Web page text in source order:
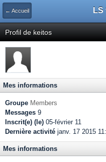
← Accueil
Profil de keitos
Mes informations
Groupe Members
Messages 9
Inscrit(e) (le) 05-février 11
Dernière activité janv. 17 2015
Mes informations